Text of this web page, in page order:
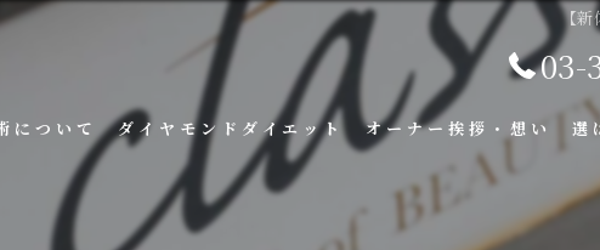
【新
03-
について ダイヤモンドダイエット オーナー挨拶・想い 選